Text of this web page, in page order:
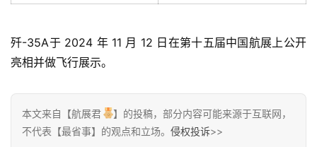
简
讯
圈
子
歼-35A于 2024 年 11 月 12 日在第十五届中国航展上公开
亮相并做飞行展示。
本文来自【航展君
】的投稿，部分内容可能来源于互联网，
不代表【最省事】的观点和立场。 侵权投诉>>